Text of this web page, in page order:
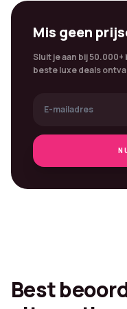
Mis geen
Sluit je aan bij
beste luxe deals
Best